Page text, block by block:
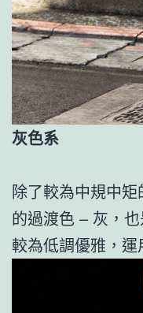
灰色系
除了較為中規中
的過渡色 – 灰，
較為低調優雅，運